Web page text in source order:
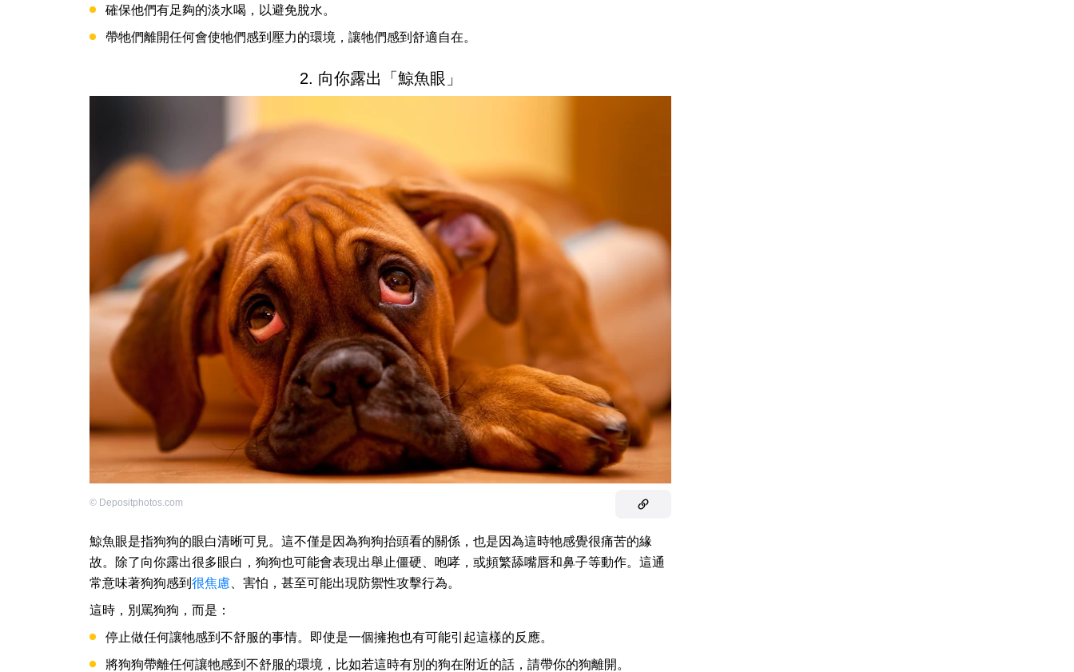
確保他們有足夠的淡水喝，以避免脫水。
帶牠們離開任何會使牠們感到壓力的環境，讓牠們感到舒適自在。
2. 向你露出「鯨魚眼」
© Depositphotos.com
鯨魚眼是指狗狗的眼白清晰可見。這不僅是因為狗狗抬頭看的關係，也是因為這時牠感覺很痛苦的緣
故。除了向你露出很多眼白，狗狗也可能會表現出舉止僵硬、咆哮，或頻繁舔嘴唇和鼻子等動作。這通
常意味著狗狗感到 很焦慮 、害怕，甚至可能出現防禦性攻擊行為。
這時，別罵狗狗，而是：
停止做任何讓牠感到不舒服的事情。即使是一個擁抱也有可能引起這樣的反應。
將狗狗帶離任何讓牠感到不舒服的環境，比如若這時有別的狗在附近的話，請帶你的狗離開。